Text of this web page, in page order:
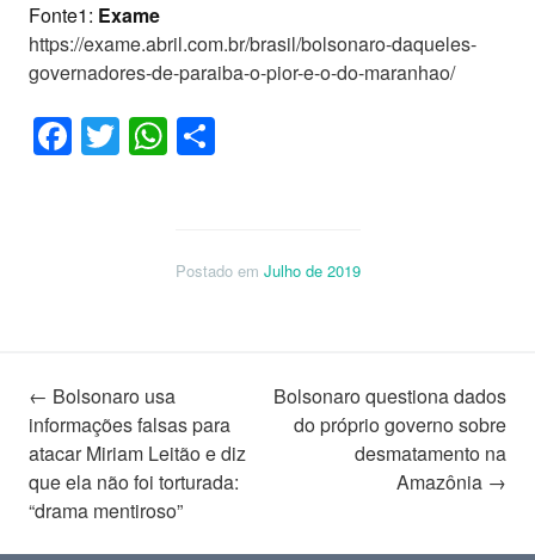
Fonte1: Exame
https://exame.abril.com.br/brasil/bolsonaro-daqueles-
governadores-de-paraiba-o-pior-e-o-do-maranhao/
Facebook
TwitterWhatsApp
Postado em Julho de 2019
Navegação
de
← Bolsonaro usa
informações falsas para
atacar Miriam Leitão e diz
que ela não foi torturada:
“drama mentiroso”
Bolsonaro questiona dados
do próprio governo sobre
desmatamento na
Amazônia →